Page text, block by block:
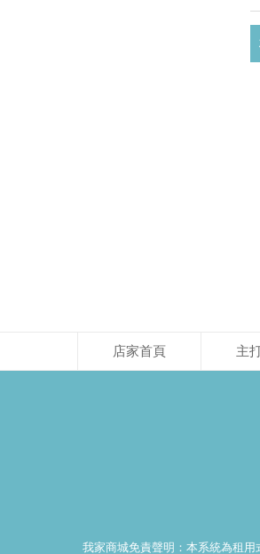
店家首頁 主
我家商城免責聲明：本系統為租